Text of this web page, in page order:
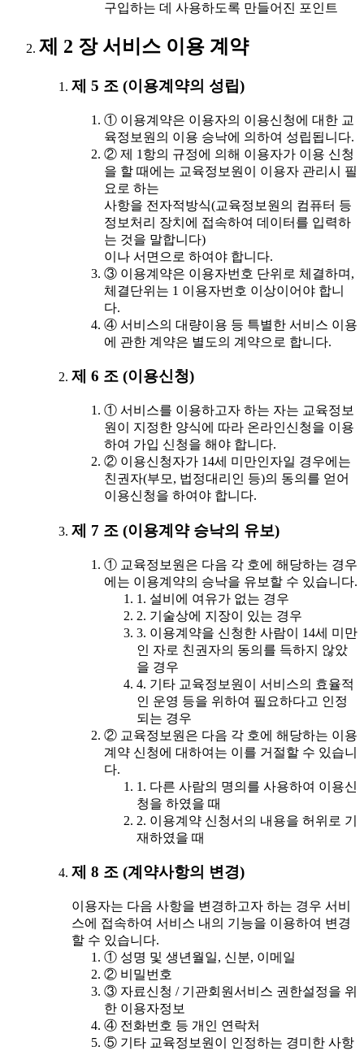
구입하는 데 사용하도록 만들어진 포인트
제 2 장 서비스 이용 계약
제 5 조 (이용계약의 성립)
① 이용계약은 이용자의 이용신청에 대한 교
육정보원의 이용 승낙에 의하여 성립됩니다.
② 제 1항의 규정에 의해 이용자가 이용 신청
을 할 때에는 교육정보원이 이용자 관리시 필
요로 하는
사항을 전자적방식(교육정보원의 컴퓨터 등
정보처리 장치에 접속하여 데이터를 입력하
는 것을 말합니다)
이나 서면으로 하여야 합니다.
③ 이용계약은 이용자번호 단위로 체결하며,
체결단위는 1 이용자번호 이상이어야 합니
다.
④ 서비스의 대량이용 등 특별한 서비스 이용
에 관한 계약은 별도의 계약으로 합니다.
제 6 조 (이용신청)
① 서비스를 이용하고자 하는 자는 교육정보
원이 지정한 양식에 따라 온라인신청을 이용
하여 가입 신청을 해야 합니다.
② 이용신청자가 14세 미만인자일 경우에는
친권자(부모, 법정대리인 등)의 동의를 얻어
이용신청을 하여야 합니다.
제 7 조 (이용계약 승낙의 유보)
① 교육정보원은 다음 각 호에 해당하는 경우
에는 이용계약의 승낙을 유보할 수 있습니다.
1. 설비에 여유가 없는 경우
2. 기술상에 지장이 있는 경우
3. 이용계약을 신청한 사람이 14세 미만
인 자로 친권자의 동의를 득하지 않았
을 경우
4. 기타 교육정보원이 서비스의 효율적
인 운영 등을 위하여 필요하다고 인정
되는 경우
② 교육정보원은 다음 각 호에 해당하는 이용
계약 신청에 대하여는 이를 거절할 수 있습니
다.
1. 다른 사람의 명의를 사용하여 이용신
청을 하였을 때
2. 이용계약 신청서의 내용을 허위로 기
재하였을 때
제 8 조 (계약사항의 변경)
이용자는 다음 사항을 변경하고자 하는 경우 서비
스에 접속하여 서비스 내의 기능을 이용하여 변경
할 수 있습니다.
① 성명 및 생년월일, 신분, 이메일
② 비밀번호
③ 자료신청 / 기관회원서비스 권한설정을 위
한 이용자정보
④ 전화번호 등 개인 연락처
⑤ 기타 교육정보원이 인정하는 경미한 사항